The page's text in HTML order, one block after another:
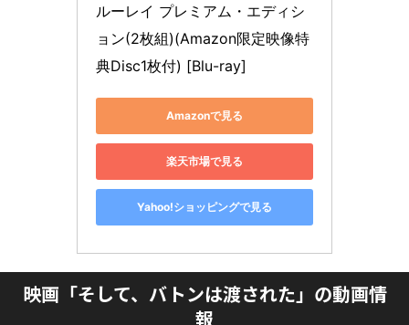
ルーレイ プレミアム・エディシ
ョン(2枚組)(Amazon限定映像特
典Disc1枚付) [Blu-ray]
Amazonで見る
楽天市場で見る
Yahoo!ショッピングで見る
映画「そして、バトンは渡された」の動画情
報